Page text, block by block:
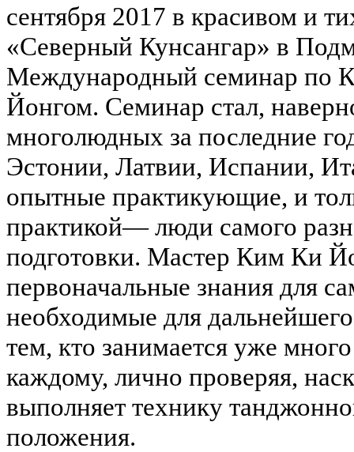
сентября 2017 в красивом и
«Северный Кунсангар» в
Международный семинар по
Йонгом. Семинар стал,
многолюдных за последние
Эстонии, Латвии, Испании,
опытные практикующие, и
практикой— люди самого
подготовки. Мастер Ким Ки
первоначальные знания для
необходимые для
тем, кто занимается уже
каждому, лично проверяя,
выполняет технику
положения.